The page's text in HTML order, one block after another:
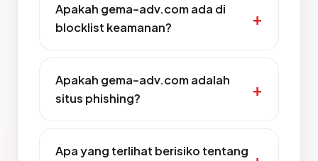
Apakah gema-adv.com ada di
blocklist keamanan?
Apakah gema-adv.com adalah
situs phishing?
Apa yang terlihat berisiko tentang